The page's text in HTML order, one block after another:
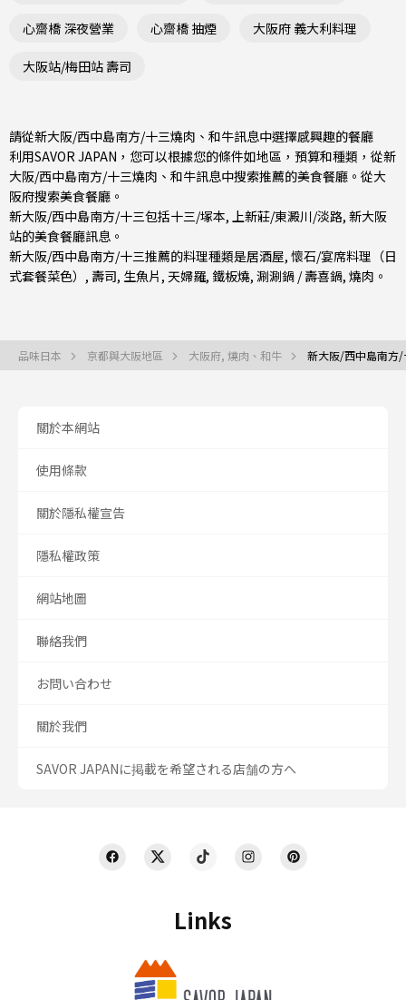
心齋橋 深夜營業 心齋橋 抽煙 大阪府 義大利料理
大阪站/梅田站 壽司
請從新大阪/西中島南方/十三燒肉、和牛訊息中選擇感興趣的餐廳
利用SAVOR JAPAN，您可以根據您的條件如地區，預算和種類，從新
大阪/西中島南方/十三燒肉、和牛訊息中搜索推薦的美食餐廳。從大
阪府搜索美食餐廳。
新大阪/西中島南方/十三包括十三/塚本, 上新莊/東澱川/淡路, 新大阪
站的美食餐廳訊息。
新大阪/西中島南方/十三推薦的料理種類是居酒屋, 懷石/宴席料理（日
式套餐菜色） , 壽司, 生魚片 , 天婦羅, 鐵板燒, 涮涮鍋 / 壽喜鍋, 燒肉 。
品味日本 京都與大阪地區 大阪府, 燒肉、和牛 新大阪/西中島南方
Links
關於本網站
使用條款
關於隱私權宣告
隱私權政策
網站地圖
聯絡我們
お問い合わせ
關於我們
SAVOR JAPANに掲載を希望される店舗の方へ